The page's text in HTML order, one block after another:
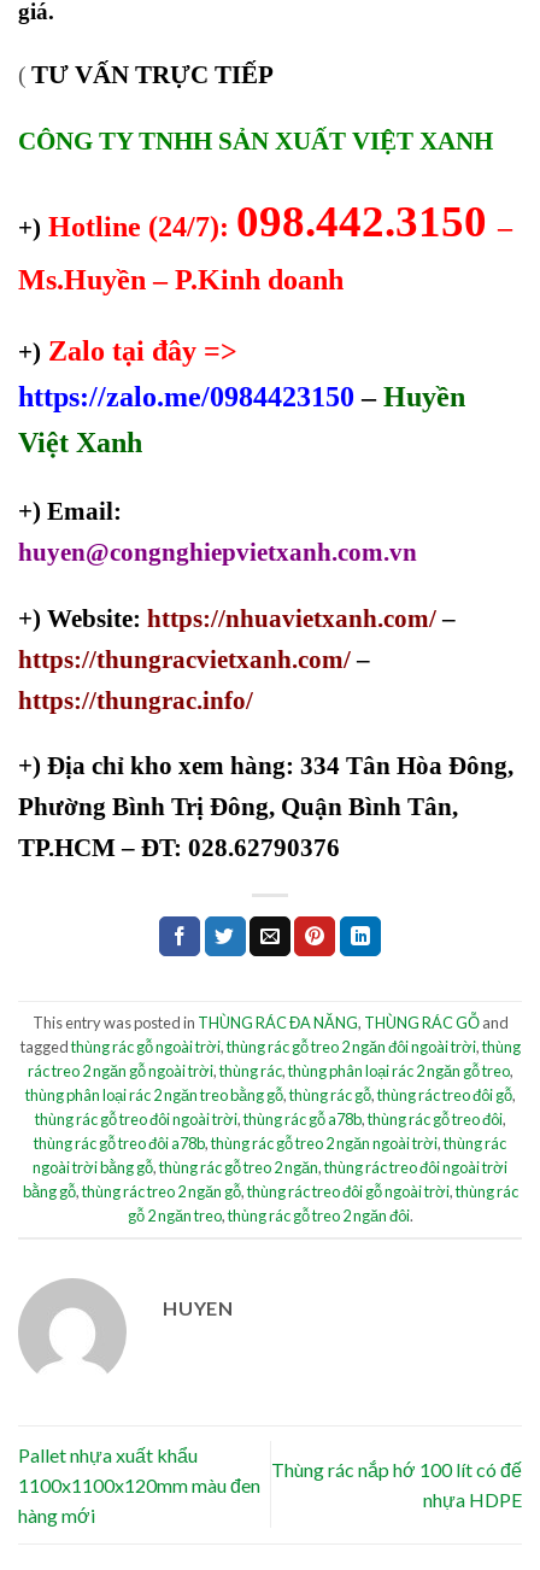
giá.
( TƯ VẤN TRỰC TIẾP
CÔNG TY TNHH SẢN XUẤT VIỆT XANH
+) Hotline (24/7): 098.442.3150–
Ms.Huyền – P.Kinh doanh
+) Zalo tại đây =>
https://zalo.me/0984423150 –Huyền
Việt Xanh
+) Email:
huyen@congnghiepvietxanh.com.vn
+) Website: https://nhuavietxanh.com/–
https://thungracvietxanh.com/ –
https://thungrac.info/
+) Địa chỉ kho xem hàng: 334 Tân Hòa Đông,
Phường Bình Trị Đông, Quận Bình Tân,
TP.HCM – ĐT: 028.62790376
This entry was posted in THÙNG RÁC ĐA NĂNG, THÙNG RÁC GỖand
taggedthùng rác gỗ ngoài trời,thùng rác gỗ treo 2 ngăn đôi ngoài trời,thùng
rác treo 2 ngăn gỗ ngoài trời,thùng rác,thùng phân loại rác 2 ngăn gỗ treo,
thùng phân loại rác 2 ngăn treo bằng gỗ,thùng rác gỗ,thùng rác treo đôi gỗ,
thùng rác gỗ treo đôi ngoài trời,thùng rác gỗ a78b,thùng rác gỗ treo đôi,
thùng rác gỗ treo đôi a78b,thùng rác gỗ treo 2 ngăn ngoài trời,thùng rác
ngoài trời bằng gỗ,thùng rác gỗ treo 2 ngăn,thùng rác treo đôi ngoài trời
bằng gỗ,thùng rác treo 2 ngăn gỗ,thùng rác treo đôi gỗ ngoài trời,thùng rác
gỗ 2 ngăn treo,thùng rác gỗ treo 2 ngăn đôi.
HUYEN
Pallet nhựa xuất khẩu
1100x1100x120mm màu đen
hàng mới
Thùng rác nắp hớ 100 lít có đế
nhựa HDPE